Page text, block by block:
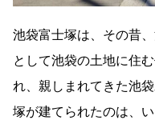
池袋富士塚は、その昔
として池袋の土地に住
れ、親しまれてきた池
塚が建てられたのは、